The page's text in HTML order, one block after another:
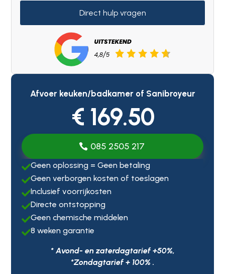
Direct hulp vragen
Afvoer keuken/badkamer of Sanibroyeur
€ 169.50
085 2505 217
Geen oplossing = Geen betaling
Geen verborgen kosten of toeslagen
Inclusief voorrijkosten
Directe ontstopping
Geen chemische middelen
8 weken garantie
* Avond- en zaterdagtarief +50%,
*Zondagtarief + 100% .